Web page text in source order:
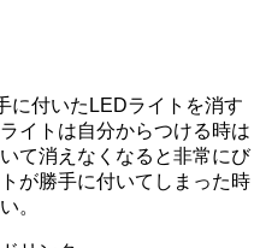
に付いたLEDライトを消す
イトは自分からつける時は
て消えなくなると非常にび
が勝手に付いてしまった時
。